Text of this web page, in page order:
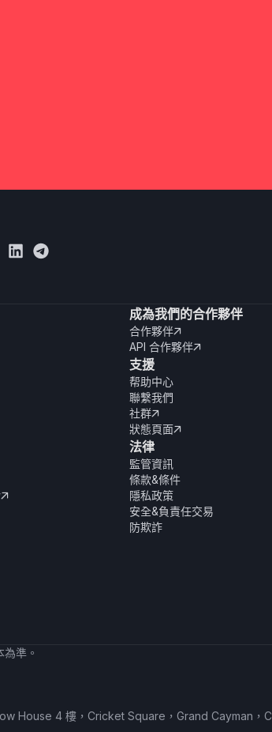

成為我們的合作夥伴
合作夥伴
API 合作夥伴
支援
帮助中心
聯繫我們
社群
狀態頁面
法律
監管資訊
條款&條件
隱私政策
安全&負責任交易
防欺詐
準。
House 4 樓，Cricket Square，Grand Cayman，